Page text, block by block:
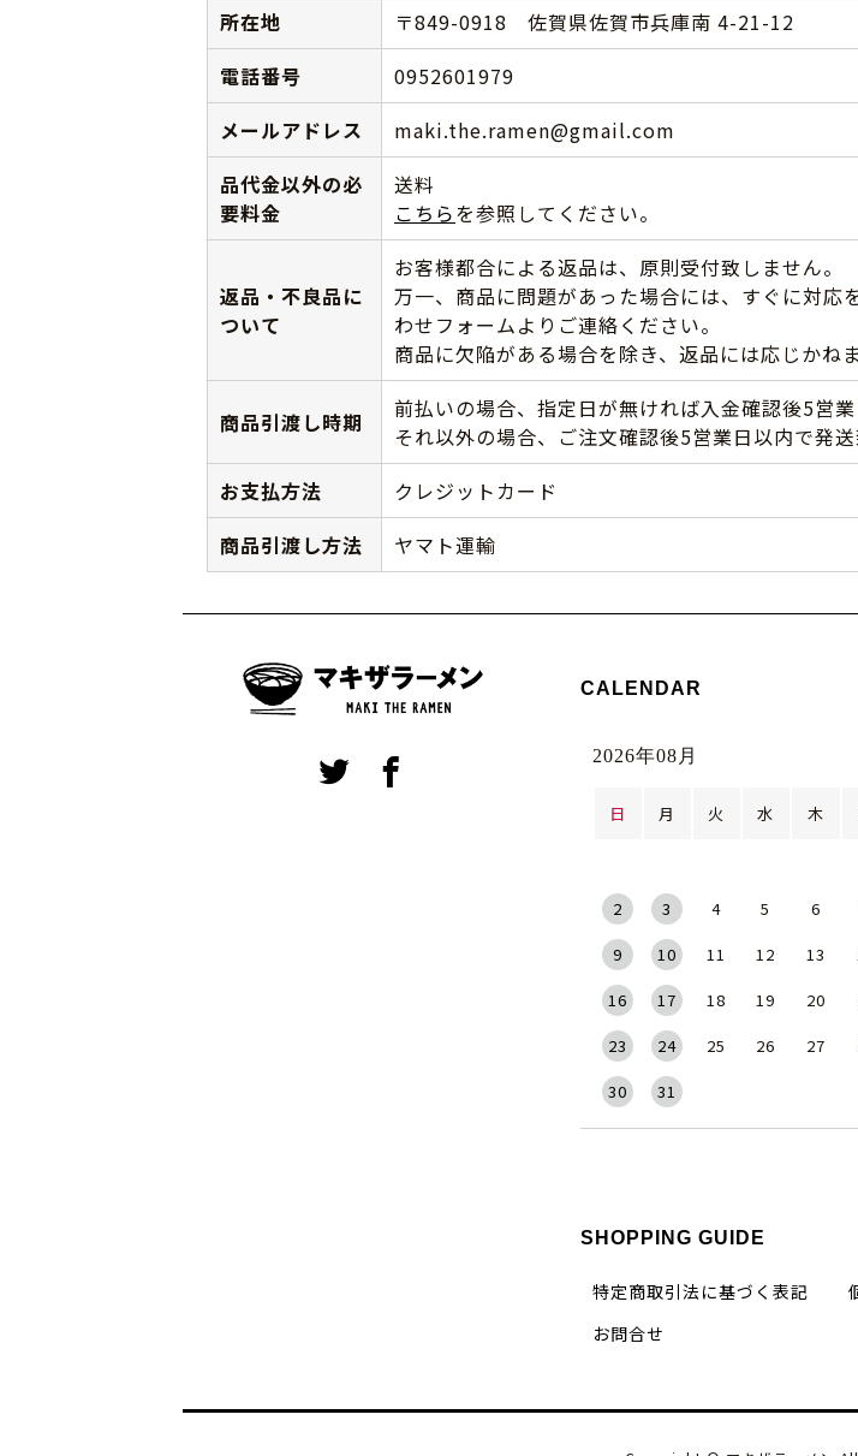
所在地
〒849-0918 佐賀県佐賀市兵庫南 4-21-12
電話番号
0952601979
メールアドレス
maki.the.ramen@gmail.com
品代金以外の必
要料金
送料
こちらを参照してください。
返品・不良品に
ついて
お客様都合による返品は、原則受付致しません。
万一、商品に問題があった場合には、すぐに対
わせフォームよりご連絡ください。
商品に欠陥がある場合を除き、返品には応じかね
商品引渡し時期
前払いの場合、指定日が無ければ入金確認後5営業
それ以外の場合、ご注文確認後5営業日以内で発送
お支払方法
クレジットカード
商品引渡し方法
ヤマト運輸
CALENDAR
2026年08月
日 月 火 水 木
2
3 4 5 6
9
10 11 12 13
16
17 18 19 20
23
24 25 26 27
30
31
SHOPPING GUIDE
特定商取引法に基づく表記
お問合せ